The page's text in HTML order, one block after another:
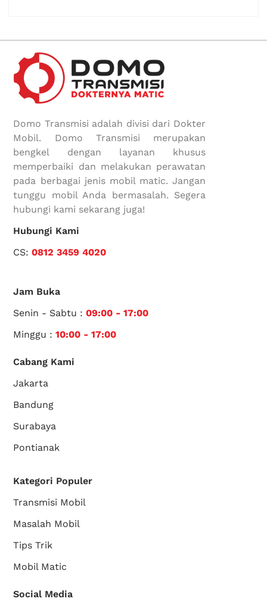
Domo Transmisi adalah divisi dari Dokter
Mobil. Domo Transmisi merupakan
bengkel dengan layanan khusus
memperbaiki dan melakukan perawatan
pada berbagai jenis mobil matic. Jangan
tunggu mobil Anda bermasalah. Segera
hubungi kami sekarang juga!
Hubungi Kami
CS:0812 3459 4020
Jam Buka
Senin - Sabtu :09:00 - 17:00
Minggu :10:00 - 17:00
Cabang Kami
Jakarta
Bandung
Surabaya
Pontianak
Kategori Populer
Transmisi Mobil
Masalah Mobil
Tips Trik
Mobil Matic
Social Media